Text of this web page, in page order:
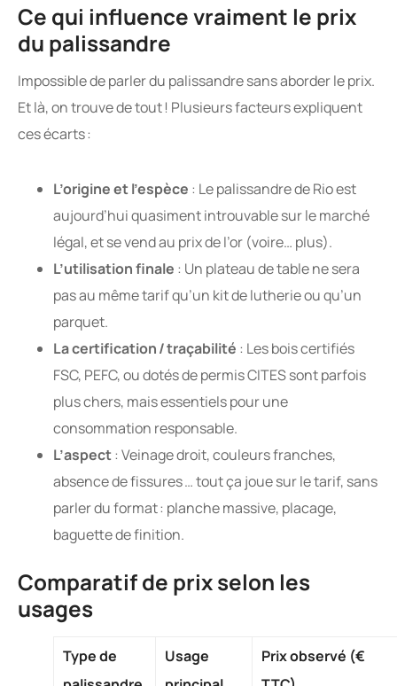
Ce qui influence vraiment le prix
du palissandre
Impossible de parler du palissandre sans aborder le prix.
Et là, on trouve de tout ! Plusieurs facteurs expliquent
ces écarts :
L’origine et l’espèce : Le palissandre de Rio est
aujourd’hui quasiment introuvable sur le marché
légal, et se vend au prix de l’or (voire… plus).
L’utilisation finale : Un plateau de table ne sera
pas au même tarif qu’un kit de lutherie ou qu’un
parquet.
La certification / traçabilité : Les bois certifiés
FSC, PEFC, ou dotés de permis CITES sont parfois
plus chers, mais essentiels pour une
consommation responsable.
L’aspect: Veinage droit, couleurs franches,
absence de fissures … tout ça joue sur le tarif, sans
parler du format : planche massive, placage,
baguette de finition.
Comparatif de prix selon les
usages
Type de
Usage
Prix observé (€